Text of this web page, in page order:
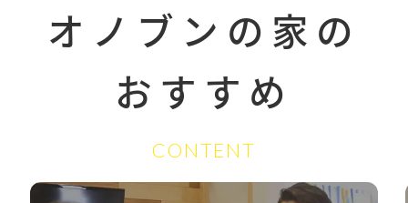
オノブンの家の
おすすめ
CONTENT